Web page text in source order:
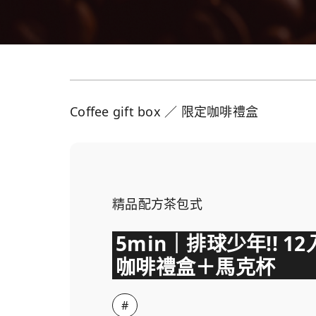
Coffee gift box ／ 限定咖啡禮盒
精品配方茶包式
5min｜排球少年!! 12
咖啡禮盒＋馬克杯
#